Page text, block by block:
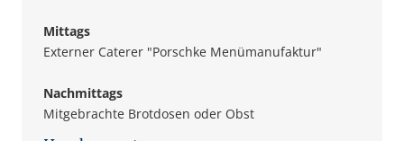
Mittags
Externer Caterer "Porschke Menümanufaktur"
Nachmittags
Mitgebrachte Brotdosen oder Obst